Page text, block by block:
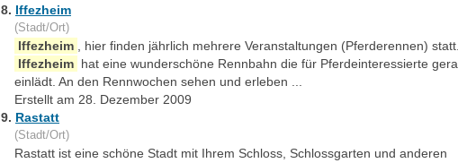
8. Iffezheim
(Stadt/Ort)
Iffezheim
, hier finden jährlich mehrere Veranstaltungen (Pferderennen) statt.
Iffezheim hat eine wunderschöne Rennbahn die für Pferdeinteressierte
einlädt. An den Rennwochen sehen und erleben ...
Erstellt am 28. Dezember 2009
9. Rastatt
(Stadt/Ort)
Rastatt ist eine schöne Stadt mit Ihrem Schloss, Schlossgarten und anderen